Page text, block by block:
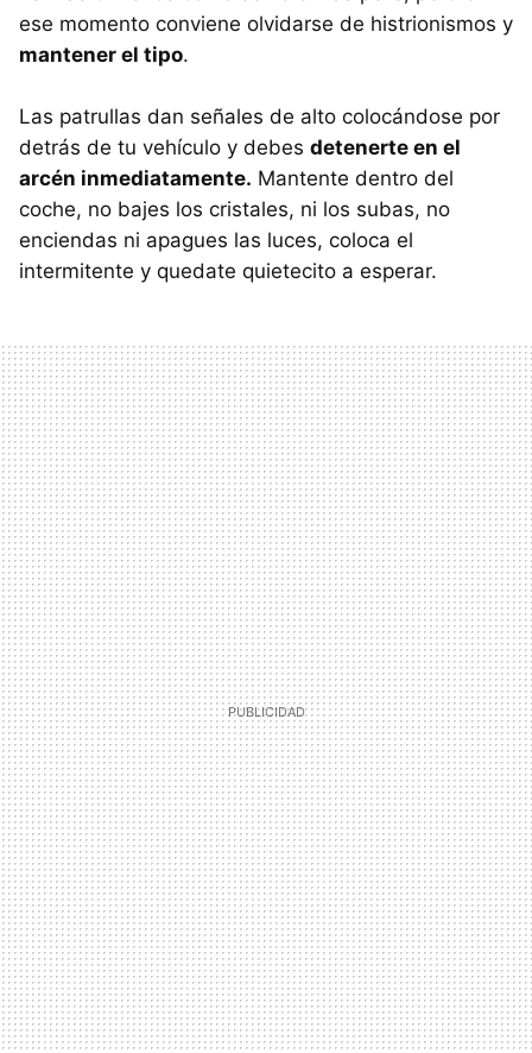
ese momento conviene olvidarse de histrionismos y
mantener el tipo.
Las patrullas dan señales de alto colocándose por
detrás de tu vehículo y debes detenerte en el
arcén inmediatamente. Mantente dentro del
coche, no bajes los cristales, ni los subas, no
enciendas ni apagues las luces, coloca el
intermitente y quedate quietecito a esperar.